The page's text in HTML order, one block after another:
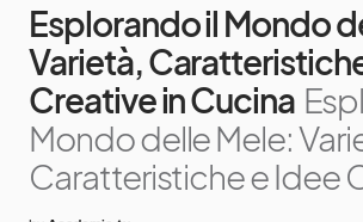
Esplorando il Mondo
Varietà,
Creative in Cucina
Mondo delle Mele:
Caratteristiche e Idee